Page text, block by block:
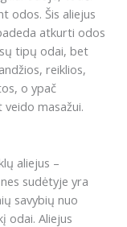
odos. Šis aliejus
atkurti odos
tipų odai, bet
reiklios,
o ypač
masažui.
aliejus –
sudėtyje yra
savybių nuo
odai. Aliejus